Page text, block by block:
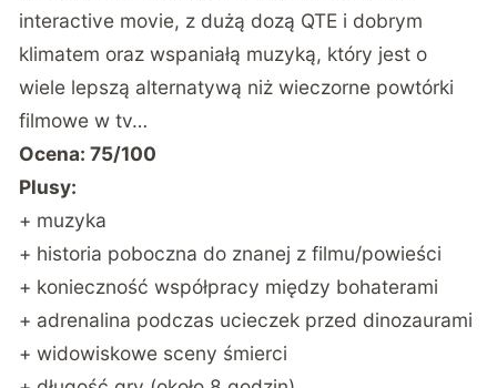
interactive movie, z dużą dozą QTE i dobrym
klimatem oraz wspaniałą muzyką, który jest o
wiele lepszą alternatywą niż wieczorne powtórki
filmowe w tv…
Ocena: 75/100
Plusy:
+ muzyka
+ historia poboczna do znanej z filmu/powieści
+ konieczność współpracy między bohaterami
+ adrenalina podczas ucieczek przed dinozaurami
+ widowiskowe sceny śmierci